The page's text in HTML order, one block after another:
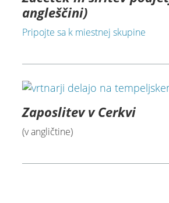
angleščini)
Pripojte sa k miestnej skupine
Zaposlitev v Cerkvi
(v angličtine)